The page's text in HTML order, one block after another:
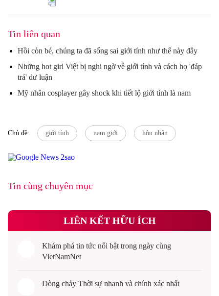
Tin liên quan
Hồi còn bé, chúng ta đã sống sai giới tính như thế này đây
Những hot girl Việt bị nghi ngờ về giới tính và cách họ 'đáp
trả' dư luận
Mỹ nhân cosplayer gây shock khi tiết lộ giới tính là nam
Chủ đề: giới tính nam giới hôn nhân
Tin cùng chuyên mục
LIÊN KẾT HỮU ÍCH
Khám phá tin tức nổi bật trong ngày cùng
VietNamNet
Dòng chảy Thời sự nhanh và chính xác nhất